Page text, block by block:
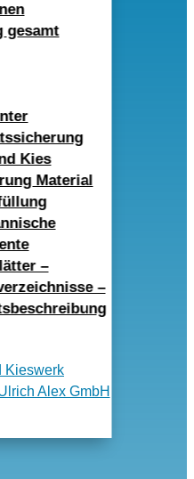
gesamt
Kies
Material
–
–